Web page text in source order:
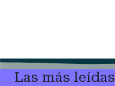
Las más leídas